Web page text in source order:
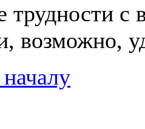
трудности с
возможно,